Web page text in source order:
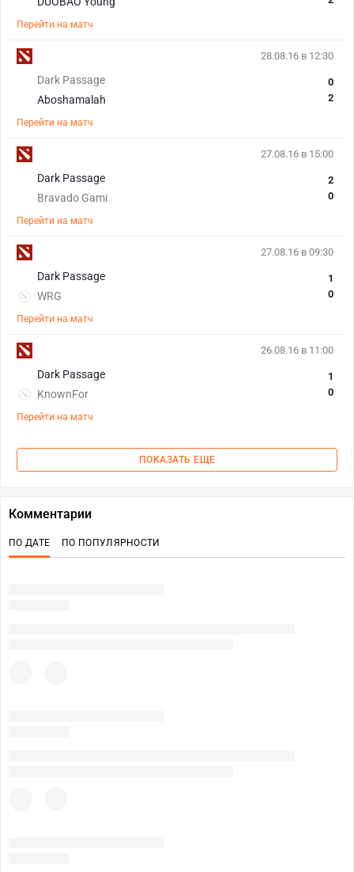
Перейти на матч
28.08.16 в 12:30
Dark Passage
Aboshamalah
0
2
Перейти на матч
27.08.16 в 15:00
Dark Passage
Bravado Gami
2
0
Перейти на матч
27.08.16 в 09:30
Dark Passage
WRG
1
0
Перейти на матч
26.08.16 в 11:00
Dark Passage
KnownFor
1
0
Перейти на матч
ПОКАЗАТЬ ЕЩЕ
Комментарии
ПО ДАТЕ ПО ПОПУЛЯРНОСТИ